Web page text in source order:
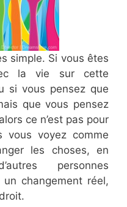
simple. Si vous êtes
la vie sur cette
si vous pensez que
que vous pensez
ce n’est pas pour
vous voyez comme
les choses, en
personnes
changement réel,